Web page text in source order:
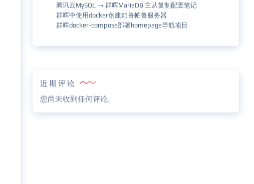
腾讯云MySQL → 群晖MariaDB 主从复制配置笔记
群晖中使用docker创建幻兽帕鲁服务器
群晖docker-compose部署homepage导航项目
近期评论
您尚未收到任何评论。